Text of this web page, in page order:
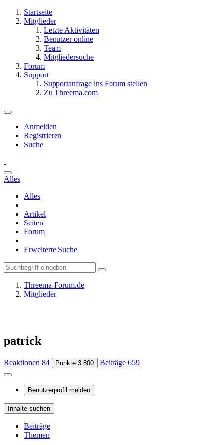
Startseite
Mitglieder
Letzte Aktivitäten
Benutzer online
Team
Mitgliedersuche
Forum
Support
Supportanfrage ins Forum stellen
Zu Threema.com
Anmelden
Registrieren
Suche
Alles
Alles
Artikel
Seiten
Forum
Erweiterte Suche
Threema-Forum.de
Mitglieder
patrick
Reaktionen 84 Punkte 3.800 Beiträge 659
Benutzerprofil melden
Inhalte suchen
Beiträge
Themen